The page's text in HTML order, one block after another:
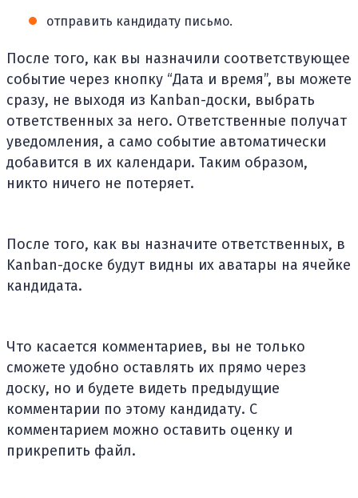
отправить кандидату письмо.
После того, как вы назначили соответствующее
событие через кнопку “Дата и время”, вы можете
сразу, не выходя из Kanban-доски, выбрать
ответственных за него. Ответственные получат
уведомления, а само событие автоматически
добавится в их календари. Таким образом,
никто ничего не потеряет.
После того, как вы назначите ответственных, в
Kanban-доске будут видны их аватары на ячейке
кандидата.
Что касается комментариев, вы не только
сможете удобно оставлять их прямо через
доску, но и будете видеть предыдущие
комментарии по этому кандидату. С
комментарием можно оставить оценку и
прикрепить файл.